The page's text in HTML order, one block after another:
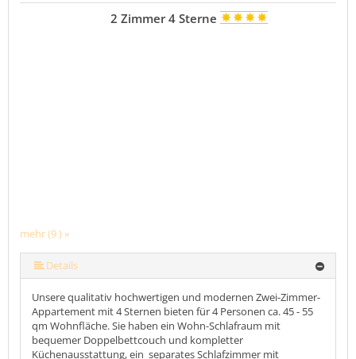
mehr (9 ) »
mehr (9 ) »
mehr (9 ) »
mehr (9 ) »
mehr (9 ) »
mehr (9 ) »
2 Zimmer 4 Sterne
Details
Unsere qualitativ hochwertigen und modernen Zwei-Zimmer-
Appartement mit 4 Sternen bieten für 4 Personen ca. 45 - 55
qm Wohnfläche. Sie haben ein Wohn-Schlafraum mit
bequemer Doppelbettcouch und kompletter
Küchenausstattung, ein separates Schlafzimmer mit